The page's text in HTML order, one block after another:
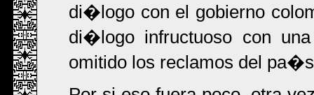
di�logo con el gobierno
di�logo infructuoso con
omitido los reclamos del